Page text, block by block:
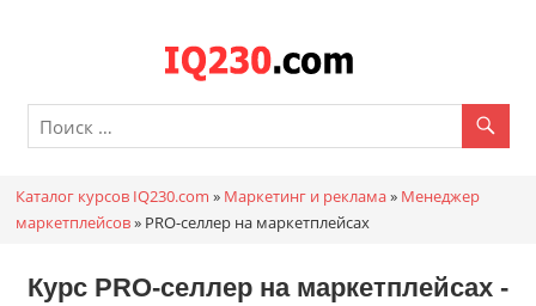
онлайн
Каталог курсов IQ230.com » Маркетинг и реклама» Менеджер
маркетплейсов» PRO-селлер на маркетплейсах
Курс PRO-селлер на маркетплейсах -